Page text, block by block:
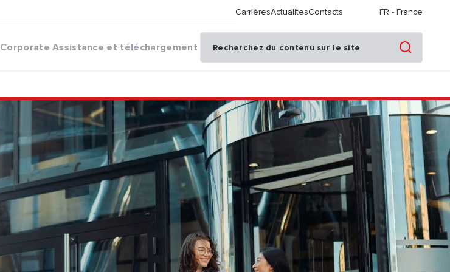
CarrièresActualitesContacts FR - France
Corporate Assistance et téléchargement